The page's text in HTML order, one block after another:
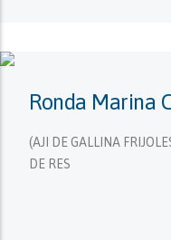
Ronda Marina
(AJI DE GALLINA
DE RES